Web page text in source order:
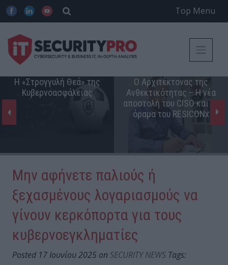
Top Menu
Η «Στρογγυλή Θεά» της
Κυβερνοασφάλειας
Ο Αρχιτέκτονας της
Ανθεκτικότητας – Η νέα
αποστολή του CISO και το
όραμα του RESICONx
Μην αφήνετε παλιούς ή
ξεχασμένους λογαριασμούς να
γίνουν κερκόπορτα για τους
κυβερνοεγκληματίες
Posted 17 Ιουνίου 2025 on SECURITY NEWS Tags: